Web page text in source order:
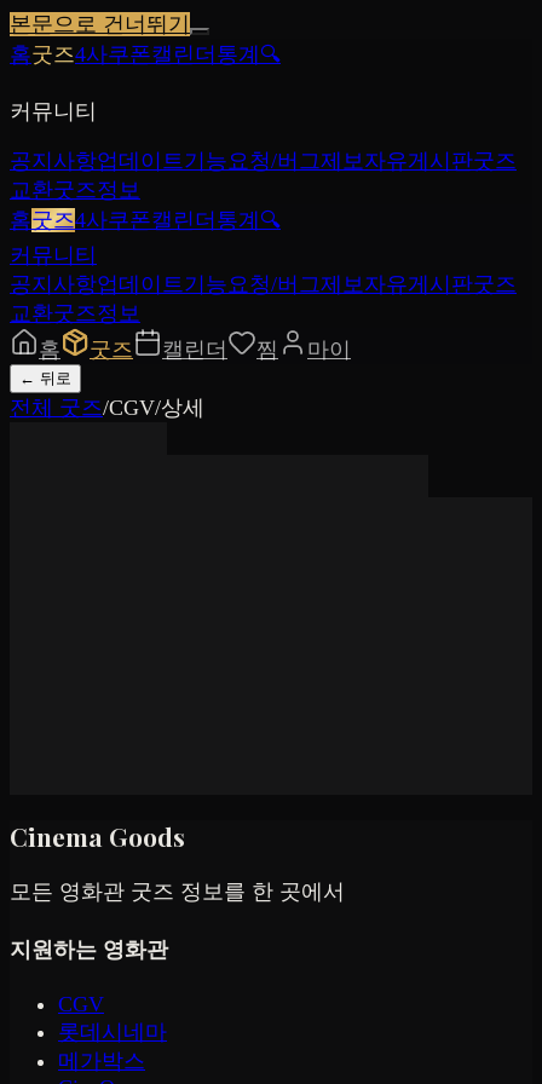
본문으로 건너뛰기
홈굿즈4사쿠폰캘린더 통계 🔍
커뮤니티
공지사항업데이트기능요청/버그제보자유게시판굿즈
교환굿즈정보
홈굿즈4사쿠폰캘린더 통계 🔍
커뮤니티
공지사항업데이트기능요청/버그제보자유게시판굿즈
교환굿즈정보
홈
굿즈 캘린더 찜 마이
← 뒤로
전체 굿즈/CGV/상세
Cinema Goods
모든 영화관 굿즈 정보를 한 곳에서
지원하는 영화관
CGV
롯데시네마
메가박스